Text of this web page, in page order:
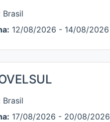
Brasil
12/08/2026 - 14/08/2026
Brasil
17/08/2026 - 20/08/2026